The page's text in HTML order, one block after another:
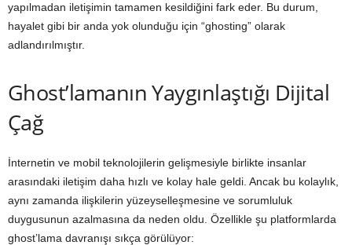
yapılmadan iletişimin tamamen kesildiğini fark eder. Bu durum,
hayalet gibi bir anda yok olunduğu için “ghosting” olarak
adlandırılmıştır.
Ghost’lamanın Yaygınlaştığı Dijital
Çağ
İnternetin ve mobil teknolojilerin gelişmesiyle birlikte insanlar
arasındaki iletişim daha hızlı ve kolay hale geldi. Ancak bu kolaylık,
aynı zamanda ilişkilerin yüzeyselleşmesine ve sorumluluk
duygusunun azalmasına da neden oldu. Özellikle şu platformlarda
ghost’lama davranışı sıkça görülüyor: